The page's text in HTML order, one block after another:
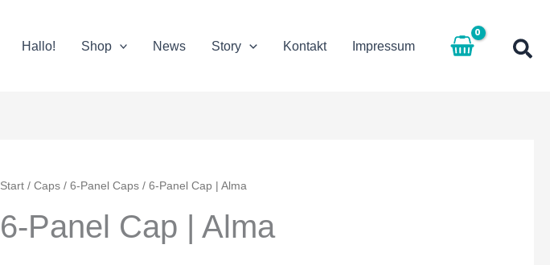
Hallo! Shop News Story Kontakt Impressum
Start/ Caps/ 6-Panel Caps/ 6-Panel Cap | Alma
6-Panel Cap | Alma
6-
Cap